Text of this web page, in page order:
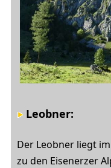
Leobner:
Der Leobner liegt
zu den Eisenerzer